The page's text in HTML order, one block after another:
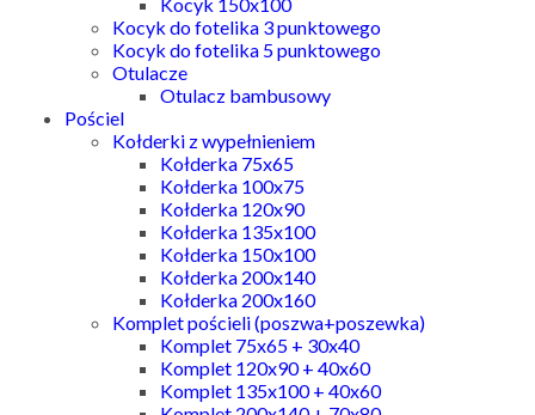
Kocyk do fotelika 3 punktowego
Kocyk do fotelika 5 punktowego
Otulacze
Otulacz bambusowy
Pościel
Kołderki z wypełnieniem
Kołderka 75x65
Kołderka 100x75
Kołderka 120x90
Kołderka 135x100
Kołderka 150x100
Kołderka 200x140
Kołderka 200x160
Komplet pościeli (poszwa+poszewka)
Komplet 75x65 + 30x40
Komplet 120x90 + 40x60
Komplet 135x100 + 40x60